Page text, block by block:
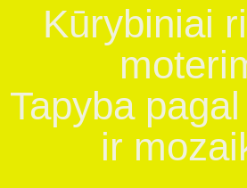
Kūrybiniai
Tapyba
ir